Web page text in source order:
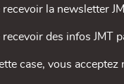
recevoir la newsletter
recevoir des infos JMT
case, vous acceptez